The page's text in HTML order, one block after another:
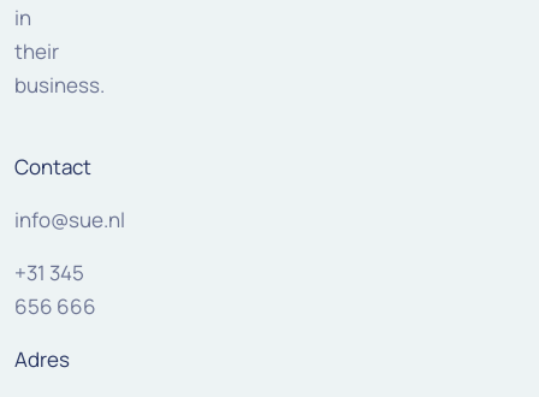
in
their
business.
Contact
info@sue.nl
+31 345
656 666
Adres